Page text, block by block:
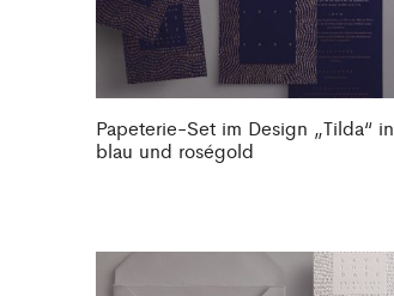
Papeterie-Set im Design „Tilda“ in
blau und roségold